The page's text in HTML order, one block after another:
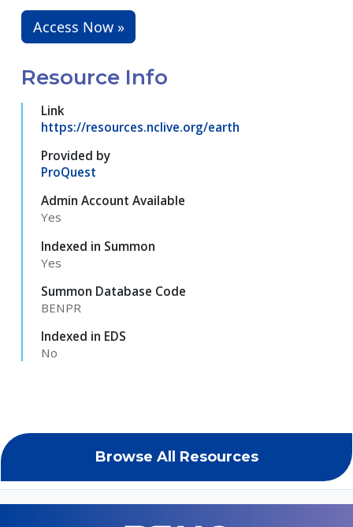
Browse All Resources
Access Now »
Resource Info
Link
https://resources.nclive.org/earth
Provided by
ProQuest
Admin Account Available
Yes
Indexed in Summon
Yes
Summon Database Code
BENPR
Indexed in EDS
No